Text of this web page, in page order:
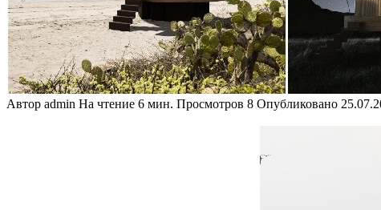
Автор admin На чтение 6 мин. Просмотров 8 Опубликовано